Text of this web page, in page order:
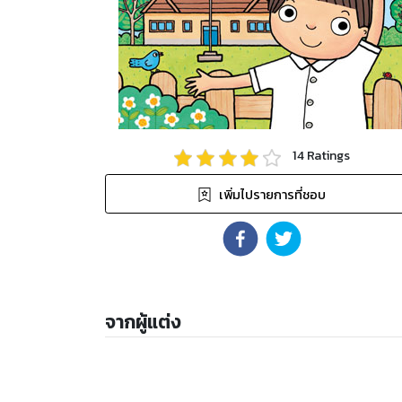
14Ratings
เพิ่มไปรายการที่ชอบ
จากผู้แต่ง